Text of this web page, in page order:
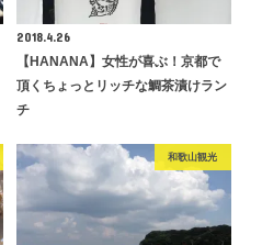
2018.4.26
【HANANA】女性が喜ぶ！京都で
頂くちょっとリッチな鯛茶漬けラン
チ
和歌山観光